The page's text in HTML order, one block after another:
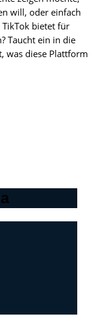
will, oder einfach
bietet für
Taucht ein in die
was diese Plattform